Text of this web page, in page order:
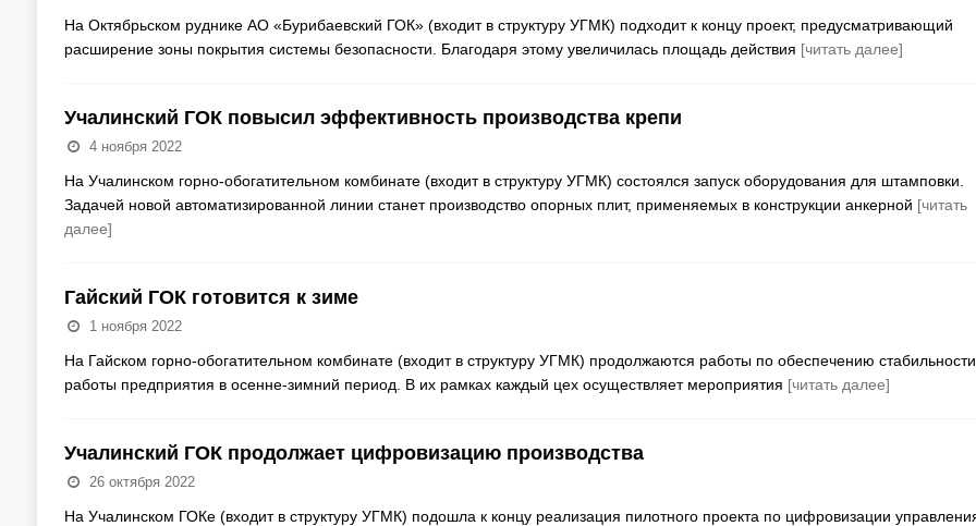
На Октябрьском руднике АО «Бурибаевский ГОК» (входит в структуру УГМК) подходит к концу проект, предусматривающий
расширение зоны покрытия системы безопасности. Благодаря этому увеличилась площадь действия [читать далее]
Учалинский ГОК повысил эффективность производства крепи
4 ноября 2022
На Учалинском горно-обогатительном комбинате (входит в структуру УГМК) состоялся запуск оборудования для штамповки.
Задачей новой автоматизированной линии станет производство опорных плит, применяемых в конструкции анкерной [читать
далее]
Гайский ГОК готовится к зиме
1 ноября 2022
На Гайском горно-обогатительном комбинате (входит в структуру УГМК) продолжаются работы по обеспечению стабильности
работы предприятия в осенне-зимний период. В их рамках каждый цех осуществляет мероприятия [читать далее]
Учалинский ГОК продолжает цифровизацию производства
26 октября 2022
На Учалинском ГОКе (входит в структуру УГМК) подошла к концу реализация пилотного проекта по цифровизации